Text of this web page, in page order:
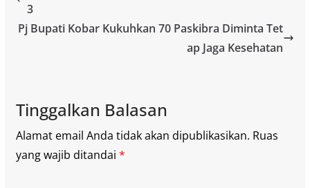
3
Pj Bupati Kobar Kukuhkan 70 Paskibra Diminta Tet
ap Jaga Kesehatan
Tinggalkan Balasan
Alamat email Anda tidak akan dipublikasikan. Ruas
yang wajib ditandai *